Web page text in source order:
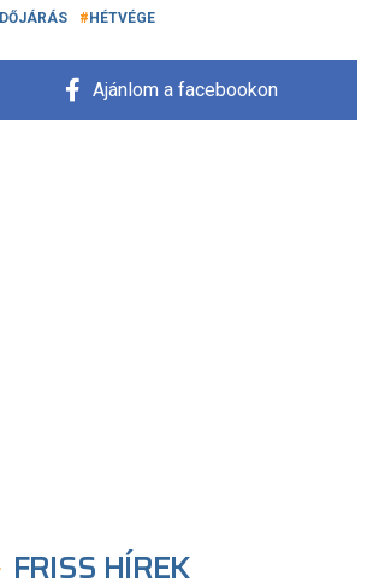
IDŐJÁRÁS HÉTVÉGE
Ajánlom a facebookon
FRISS HÍREK